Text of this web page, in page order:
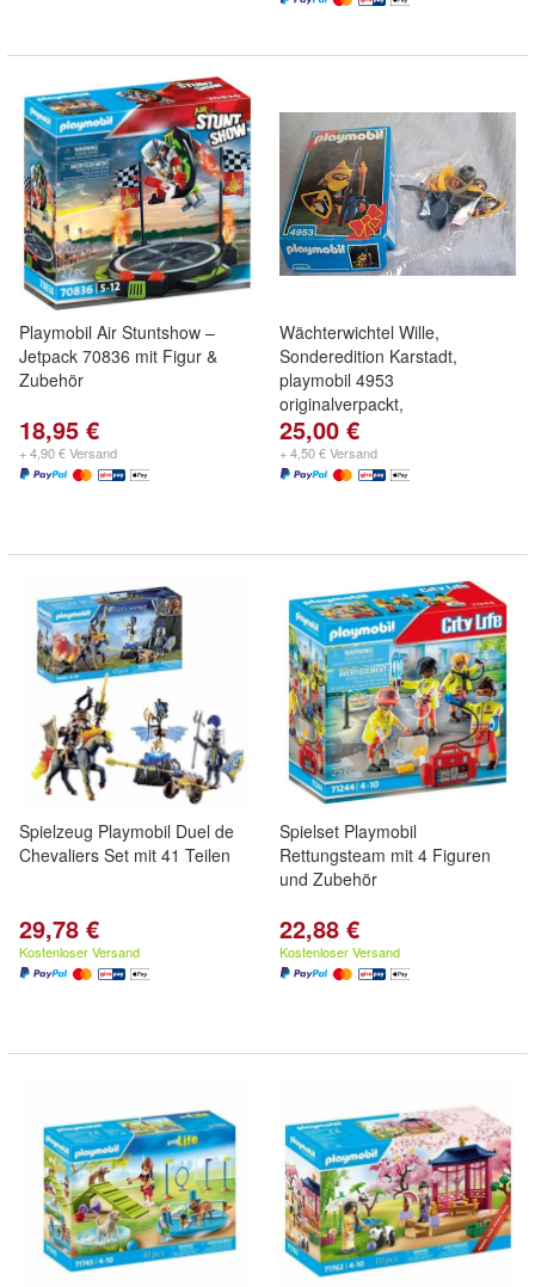
Playmobil Air Stuntshow –
Jetpack 70836 mit Figur &
Zubehör
18,95 €
+ 4,90 € Versand
Wächterwichtel Wille,
Sonderedition Karstadt,
playmobil 4953
originalverpackt,
25,00 €
+ 4,50 € Versand
Spielzeug Playmobil Duel de
Chevaliers Set mit 41 Teilen
29,78 €
Kostenloser Versand
Spielset Playmobil
Rettungsteam mit 4 Figuren
und Zubehör
22,88 €
Kostenloser Versand